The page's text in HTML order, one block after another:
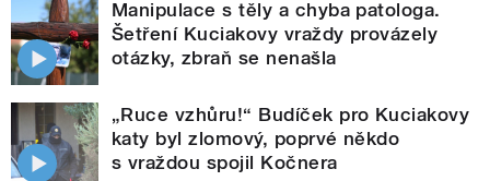
Manipulace s těly a chyba patologa.
Šetření Kuciakovy vraždy provázely
otázky, zbraň se nenašla
„Ruce vzhůru!“ Budíček pro Kuciakovy
katy byl zlomový, poprvé někdo
s vraždou spojil Kočnera